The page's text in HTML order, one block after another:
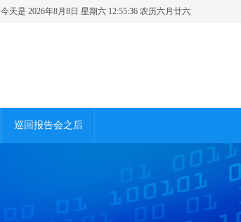
今天是 2026年8月8日 星期六 12:55:38 农历六月廿六
巡回报告会之后